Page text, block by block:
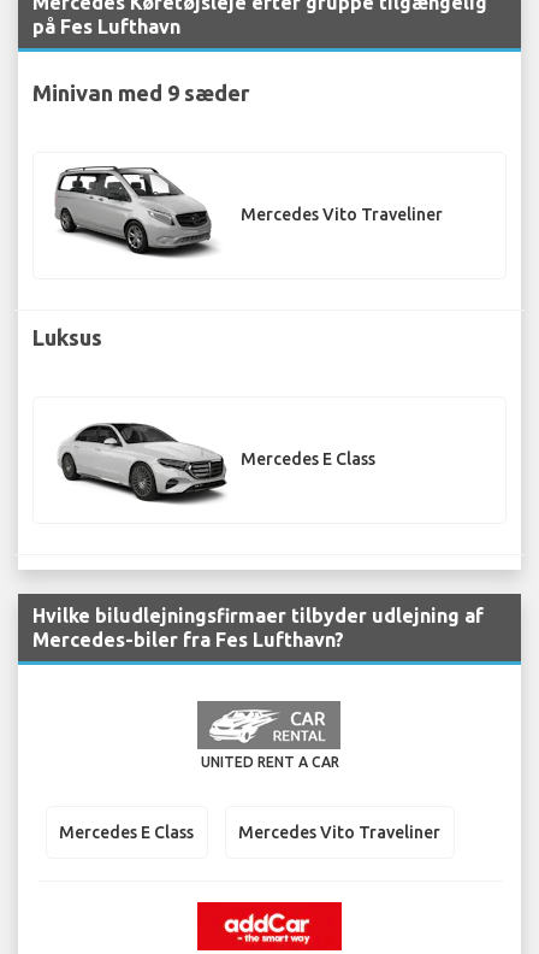
på Fes Lufthavn
Minivan med 9 sæder
Mercedes Vito Traveliner
Luksus
Mercedes E Class
Hvilke biludlejningsfirmaer tilbyder udlejning af
Mercedes-biler fra Fes Lufthavn?
UNITED RENT A CAR
Mercedes E Class Mercedes Vito Traveliner